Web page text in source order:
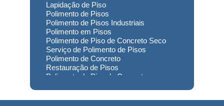
Lapidação de Piso
Polimento de Pisos
Polimento de Pisos Industriais
Polimento em Pisos
Polimento de Piso de Concreto Seco
Serviço de Polimento de Pisos
Polimento de Concreto
Restauração de Pisos
Polimento de Piso de Concreto
Preço